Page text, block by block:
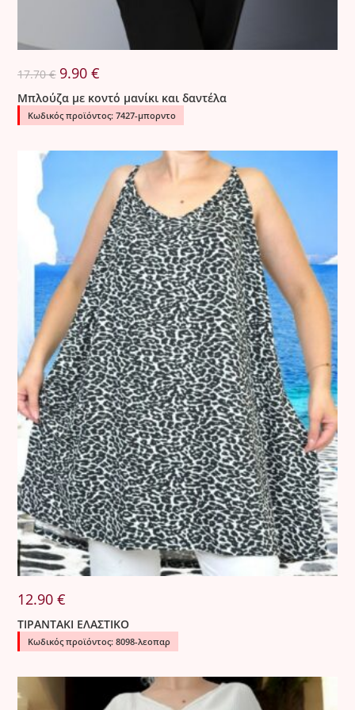
17.70€ Original
price
was:
17.70 €.
9.90€
τιμή
είναι:
9.90 €.
Μπλούζα με κοντό μανίκι και δαντέλα
Κωδικός προϊόντος: 7427-μπορντο
12.90€
ΤΙΡΑΝΤΑΚΙ ΕΛΑΣΤΙΚΟ
Κωδικός προϊόντος: 8098-λεοπαρ